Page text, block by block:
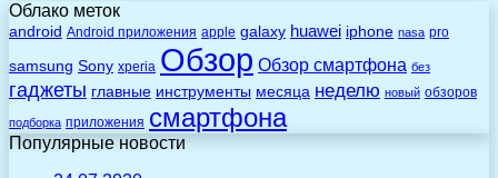
Облако меток
android Android приложения apple galaxy huawei iphone nasa pro
samsung Sony xperia Обзор Обзор смартфона без
гаджеты главные инструменты месяца неделю новый обзоров
подборка приложения смартфона
Популярные новости